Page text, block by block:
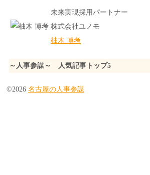
未来実現採用パートナー
株式会社ユノモ
柚木 博考
～人事参謀～ 人気記事トップ5
©2026 名古屋の人事参謀